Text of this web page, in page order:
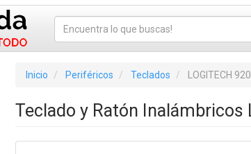
Inicio Periféricos Teclados LOGITECH
Teclado y Ratón